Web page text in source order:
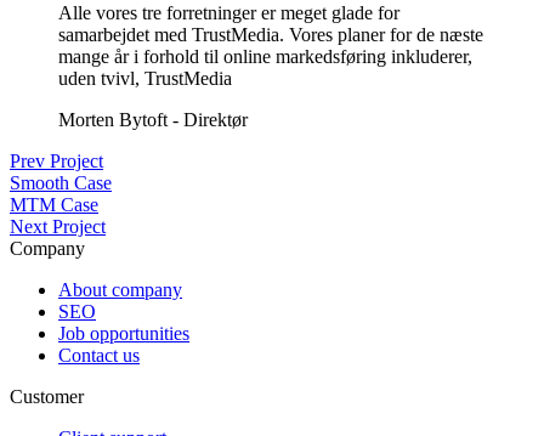
Alle vores tre forretninger er meget glade for
samarbejdet med TrustMedia. Vores planer for de næste
mange år i forhold til online markedsføring inkluderer,
uden tvivl, TrustMedia
Morten Bytoft - Direktør
Prev Project
Smooth Case
MTM Case
Next Project
Company
About company
SEO
Job opportunities
Contact us
Customer